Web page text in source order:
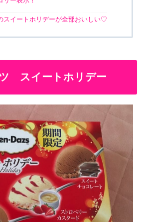
スイートホリデーが全部おいしい♡
スイートホリデー